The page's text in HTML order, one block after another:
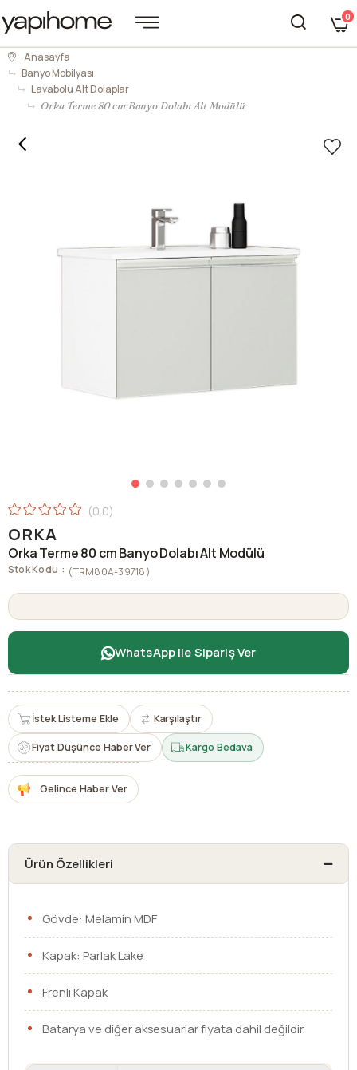
0
Anasayfa
Banyo Mobilyası
Lavabolu Alt Dolaplar
Orka Terme 80 cm Banyo Dolabı Alt Modülü
0.0
ORKA
Orka Terme 80 cm Banyo Dolabı Alt Modülü
Stok Kodu (TRM80A-39718)
WhatsApp ile Sipariş Ver
İstek Listeme Ekle Karşılaştır
Fiyat Düşünce Haber Ver Kargo Bedava
Gelince Haber Ver
Ürün Özellikleri
Gövde: Melamin MDF
Kapak: Parlak Lake
Frenli Kapak
Batarya ve diğer aksesuarlar fiyata dahil değildir.